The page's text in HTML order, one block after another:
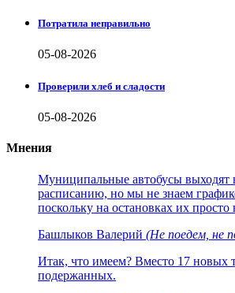
Потратила неправильно
05-08-2026
Проверили хлеб и сладости
05-08-2026
Мнения
Муниципальные автобусы
расписанию, но мы не знаем
поскольку на остановках их просто
Башлыков Валерий (Не поедем, не
Итак, что имеем? Вместо 17 новых
подержанных.